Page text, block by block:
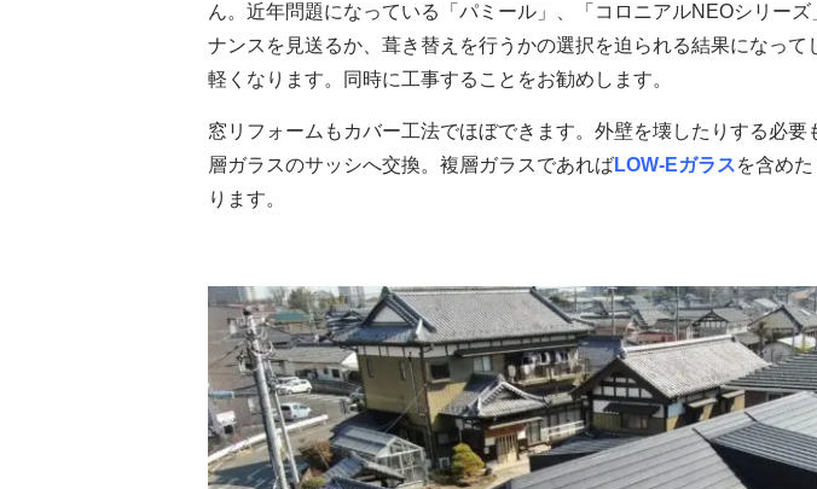
ん。近年問題になっている「パミール」、「コロニアルNEOシリー
ナンスを見送るか、葺き替えを行うかの選択を迫られる結果になっ
軽くなります。同時に工事することをお勧めします。
窓リフォームもカバー工法でほぼできます。外壁を壊したりする必
層ガラスのサッシへ交換。複層ガラスであればLOW-Eガラスを含め
ります。